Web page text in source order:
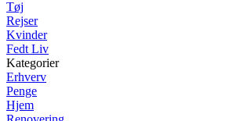
Tøj
Rejser
Kvinder
Fedt Liv
Kategorier
Erhverv
Penge
Hjem